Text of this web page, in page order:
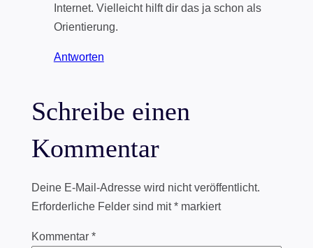
Internet. Vielleicht hilft dir das ja schon als
Orientierung.
Antworten
Schreibe einen
Kommentar
Deine E-Mail-Adresse wird nicht veröffentlicht.
Erforderliche Felder sind mit*markiert
Kommentar *